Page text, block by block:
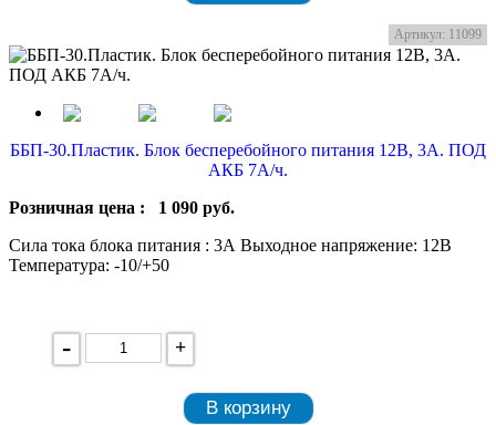
Артикул: 11099
ББП-30.Пластик. Блок бесперебойного питания 12В, 3А. ПОД
АКБ 7А/ч.
Розничная цена : 1 090 руб.
Сила тока блока питания : 3А Выходное напряжение: 12В
Температура: -10/+50
- +
В корзину